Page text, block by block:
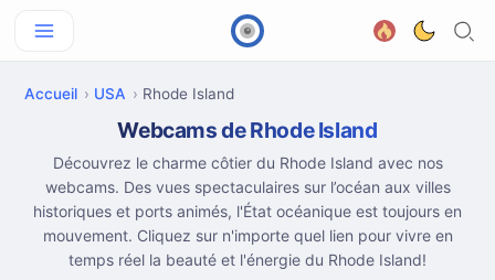
Accueil USA Rhode Island
Webcams de Rhode Island
Découvrez le charme côtier du Rhode Island avec nos
webcams. Des vues spectaculaires sur l’océan aux villes
historiques et ports animés, l'État océanique est toujours en
mouvement. Cliquez sur n'importe quel lien pour vivre en
temps réel la beauté et l'énergie du Rhode Island!